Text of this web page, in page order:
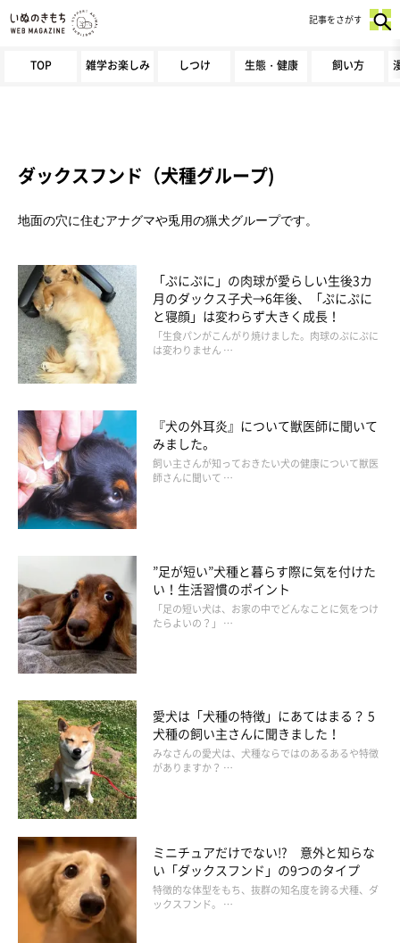
TOP 雑学お楽しみ しつけ 生態・健康 飼い方
記事をさがす
ダックスフンド（犬種グループ)
地面の穴に住むアナグマや兎用の猟犬グループです。
「ぷにぷに」の肉球が愛らしい生後3カ
月のダックス子犬→6年後、「ぷにぷに
と寝顔」は変わらず大きく成長！
「生食パンがこんがり焼けました。肉球のぷにぷに
は変わりません …
『犬の外耳炎』について獣医師に聞いて
みました。
飼い主さんが知っておきたい犬の健康について獣医
師さんに聞いて …
”足が短い”犬種と暮らす際に気を付けた
い！生活習慣のポイント
「足の短い犬は、お家の中でどんなことに気をつけ
たらよいの？」 …
愛犬は「犬種の特徴」にあてはまる？ 5
犬種の飼い主さんに聞きました！
みなさんの愛犬は、犬種ならではのあるあるや特徴
がありますか？ …
ミニチュアだけでない!? 意外と知らな
い「ダックスフンド」の9つのタイプ
特徴的な体型をもち、抜群の知名度を誇る犬種、ダ
ックスフンド。 …